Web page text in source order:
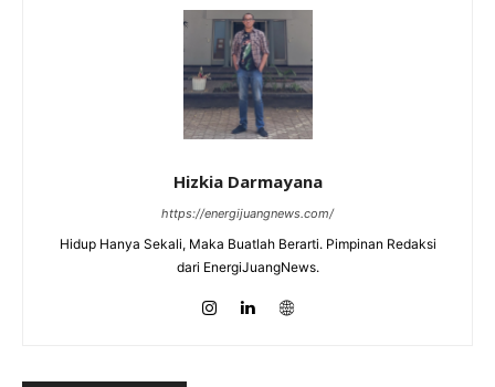
Hizkia Darmayana
https://energijuangnews.com/
Hidup Hanya Sekali, Maka Buatlah Berarti. Pimpinan Redaksi
dari EnergiJuangNews.